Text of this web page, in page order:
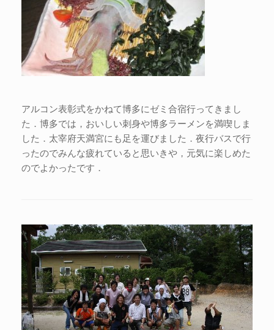
アルコン表彰式をかねて博多にゼミ合宿行ってきまし
た．博多では，おいしい刺身や博多ラーメンを満喫しま
した．太宰府天満宮にも足を運びました．夜行バスで行
ったのでみんな疲れていると思いきや，元気に楽しめた
のでよかったです．